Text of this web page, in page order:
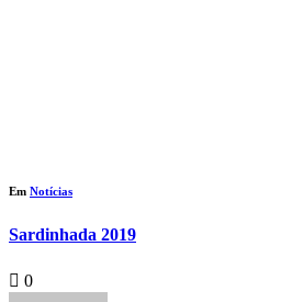
Em Notícias
Sardinhada 2019
0